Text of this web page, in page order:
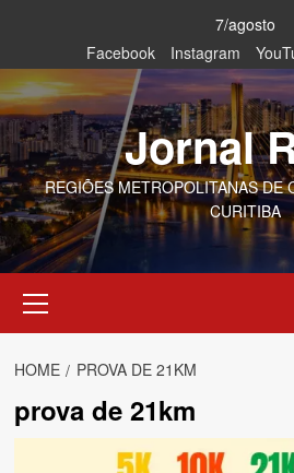
content
7/agosto
Facebook
Instagram
Jornal
REGIÕES METROPOLITANAS DE
CURITIBA
Menu
HOME PROVA DE 21KM
prova de 21km